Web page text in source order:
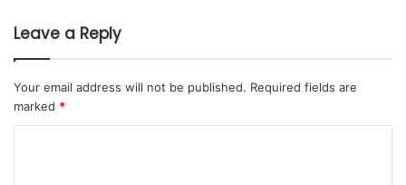
Leave a Reply
Your email address will not be published. Required fields are
marked *